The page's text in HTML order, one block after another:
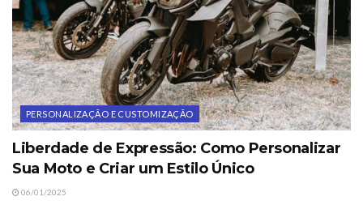
PERSONALIZAÇÃO E CUSTOMIZAÇÃO
Liberdade de Expressão: Como Personalizar
Sua Moto e Criar um Estilo Único
06/01/2025